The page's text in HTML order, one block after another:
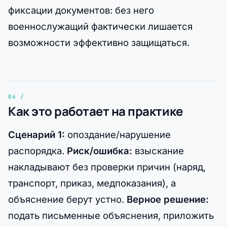
фиксации документов: без него
военнослужащий фактически лишается
возможности эффективно защищаться.
Как это работает на практике
Сценарий 1: опоздание/нарушение
распорядка. Риск/ошибка: взыскание
накладывают без проверки причин (наряд,
транспорт, приказ, медпоказания), а
объяснение берут устно. Верное решение:
подать письменные объяснения, приложить